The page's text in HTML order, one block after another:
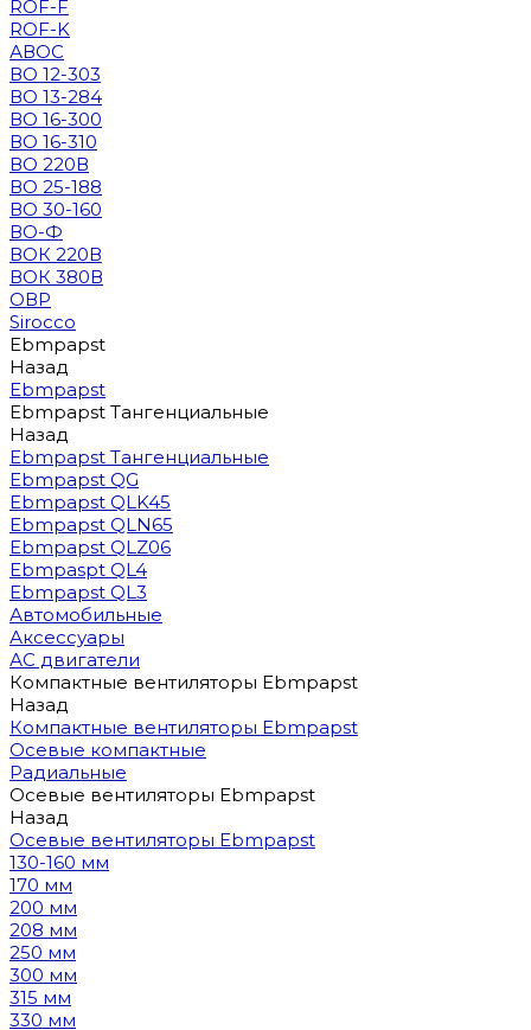
ROF-F
ROF-K
АВОС
ВО 12-303
ВО 13-284
ВО 16-300
ВО 16-310
ВО 220В
ВО 25-188
ВО 30-160
ВО-Ф
ВОК 220В
ВОК 380В
ОВР
Sirocco
Ebmpapst
Назад
Ebmpapst
Ebmpapst Тангенциальные
Назад
Ebmpapst Тангенциальные
Ebmpapst QG
Ebmpapst QLK45
Ebmpapst QLN65
Ebmpapst QLZ06
Ebmpaspt QL4
Ebmpapst QL3
Автомобильные
Аксессуары
АС двигатели
Компактные вентиляторы Ebmpapst
Назад
Компактные вентиляторы Ebmpapst
Осевые компактные
Радиальные
Осевые вентиляторы Ebmpapst
Назад
Осевые вентиляторы Ebmpapst
130-160 мм
170 мм
200 мм
208 мм
250 мм
300 мм
315 мм
330 мм